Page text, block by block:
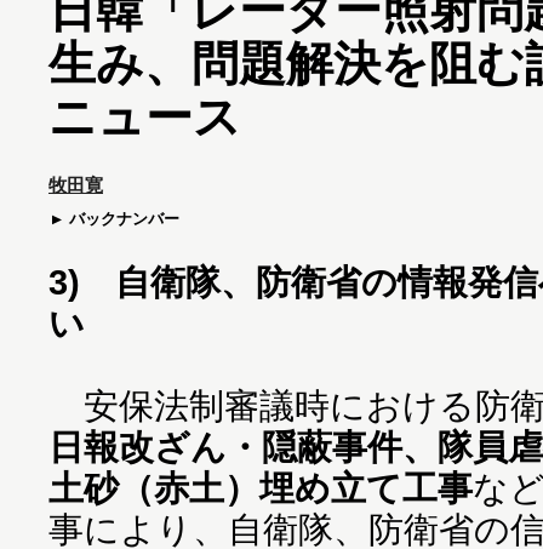
生み、問題解決を阻
ニュース
牧田寛
バックナンバー
3) 自衛隊、防衛省の情報発
い
安保法制審議時における防
日報改ざん・隠蔽事件、隊員
土砂（赤土）埋め立て工事な
事により、自衛隊、防衛省の